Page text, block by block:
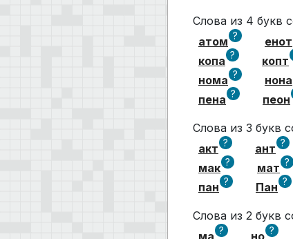
Слова из 4 букв
атом ? енот
копа ? копт
нома ? нона
пена ? пеон
Слова из 3 букв
акт ? ант ?
мак ? мат ?
пан ? Пан ?
Слова из 2 букв
ма ? но ?